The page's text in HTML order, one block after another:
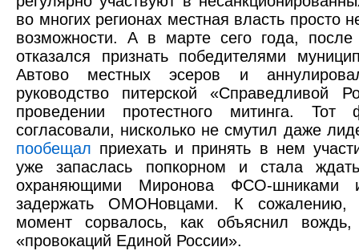
во многих регионах местная власть просто
возможности. А в марте сего года, после
отказался признать победителями
Автово местных эсеров и
руководство питерской «Справедливой
проведении протестного митинга.
согласовали, нисколько не смутил даже
пообещал приехать и принять в нем
уже запаслась попкорном и стала
охраняющими Миронова ФСО-шниками
задержать ОМОНовцами. К
момент сорвалось, как объяснил вождь,
«провокаций Единой России».